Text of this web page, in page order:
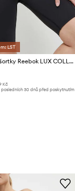
LST
Tréninkové šortky Reebok LUX COLLECTION
Kč
posledních 30 dnů před poskytnutím